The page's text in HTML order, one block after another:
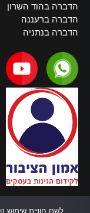
הדברה בהוד השרון
הדברה ברעננה
הדברה בנתניה
צרו קשר